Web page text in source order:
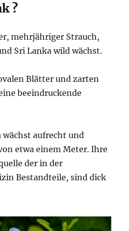
?
mehrjähriger Strauch,
Sri Lanka wild wächst.
Blätter und zarten
beeindruckende
wächst aufrecht und
etwa einem Meter. Ihre
der in der
Bestandteile, sind dick